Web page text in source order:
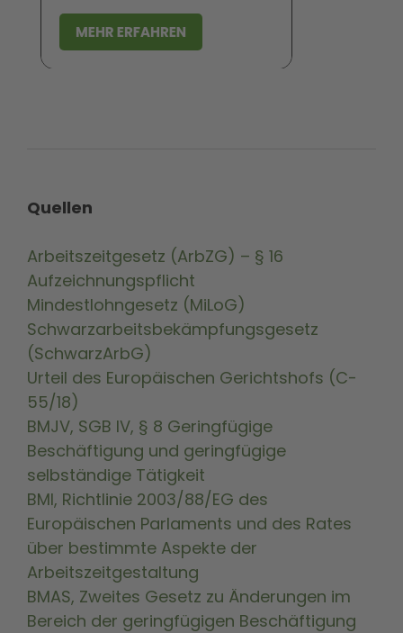
Quellen
Arbeitszeitgesetz (ArbZG) – § 16
Aufzeichnungspflicht
Mindestlohngesetz (MiLoG)
Schwarzarbeitsbekämpfungsgesetz
(SchwarzArbG)
Urteil des Europäischen Gerichtshofs (C-
55/18)
BMJV, SGB IV, § 8 Geringfügige
Beschäftigung und geringfügige
selbständige Tätigkeit
BMI, Richtlinie 2003/88/EG des
Europäischen Parlaments und des Rates
über bestimmte Aspekte der
Arbeitszeitgestaltung
BMAS, Zweites Gesetz zu Änderungen im
Bereich der geringfügigen Beschäftigung